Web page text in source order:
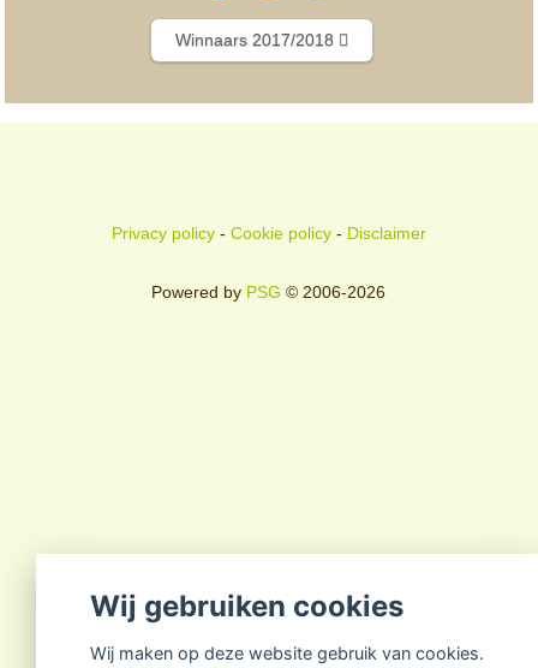
Winnaars 2017/2018
Privacy policy- Cookie policy- Disclaimer
Powered by PSG © 2006-2026
Wij gebruiken cookies
Wij maken op deze website gebruik van cookies.